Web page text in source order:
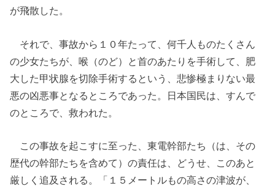
が飛散した。
それで、事故から１０年たって、何千人ものたくさん
の少女たちが、喉（のど）と首のあたりを手術して、肥
大した甲状腺を切除手術するという、悲惨極まりない最
悪の凶悪事となるところであった。日本国民は、すんで
のところで、救われた。
この事故を起こすに至った、東電幹部たち（は、その
歴代の幹部たちを含めて）の責任は、どうせ、このあと
厳しく追及される。「１５メートルもの高さの津波が、